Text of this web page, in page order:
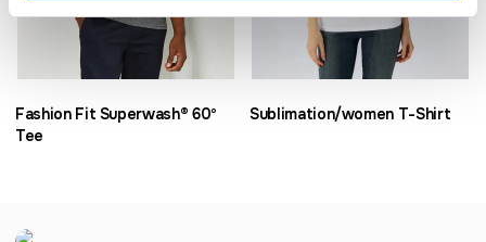
Fashion Fit Superwash® 60º
Tee
Sublimation/women T-Shirt